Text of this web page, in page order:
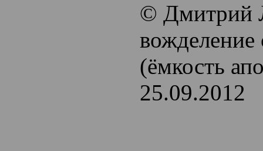
© Дмитрий
вожделение
(ёмкость
25.09.2012